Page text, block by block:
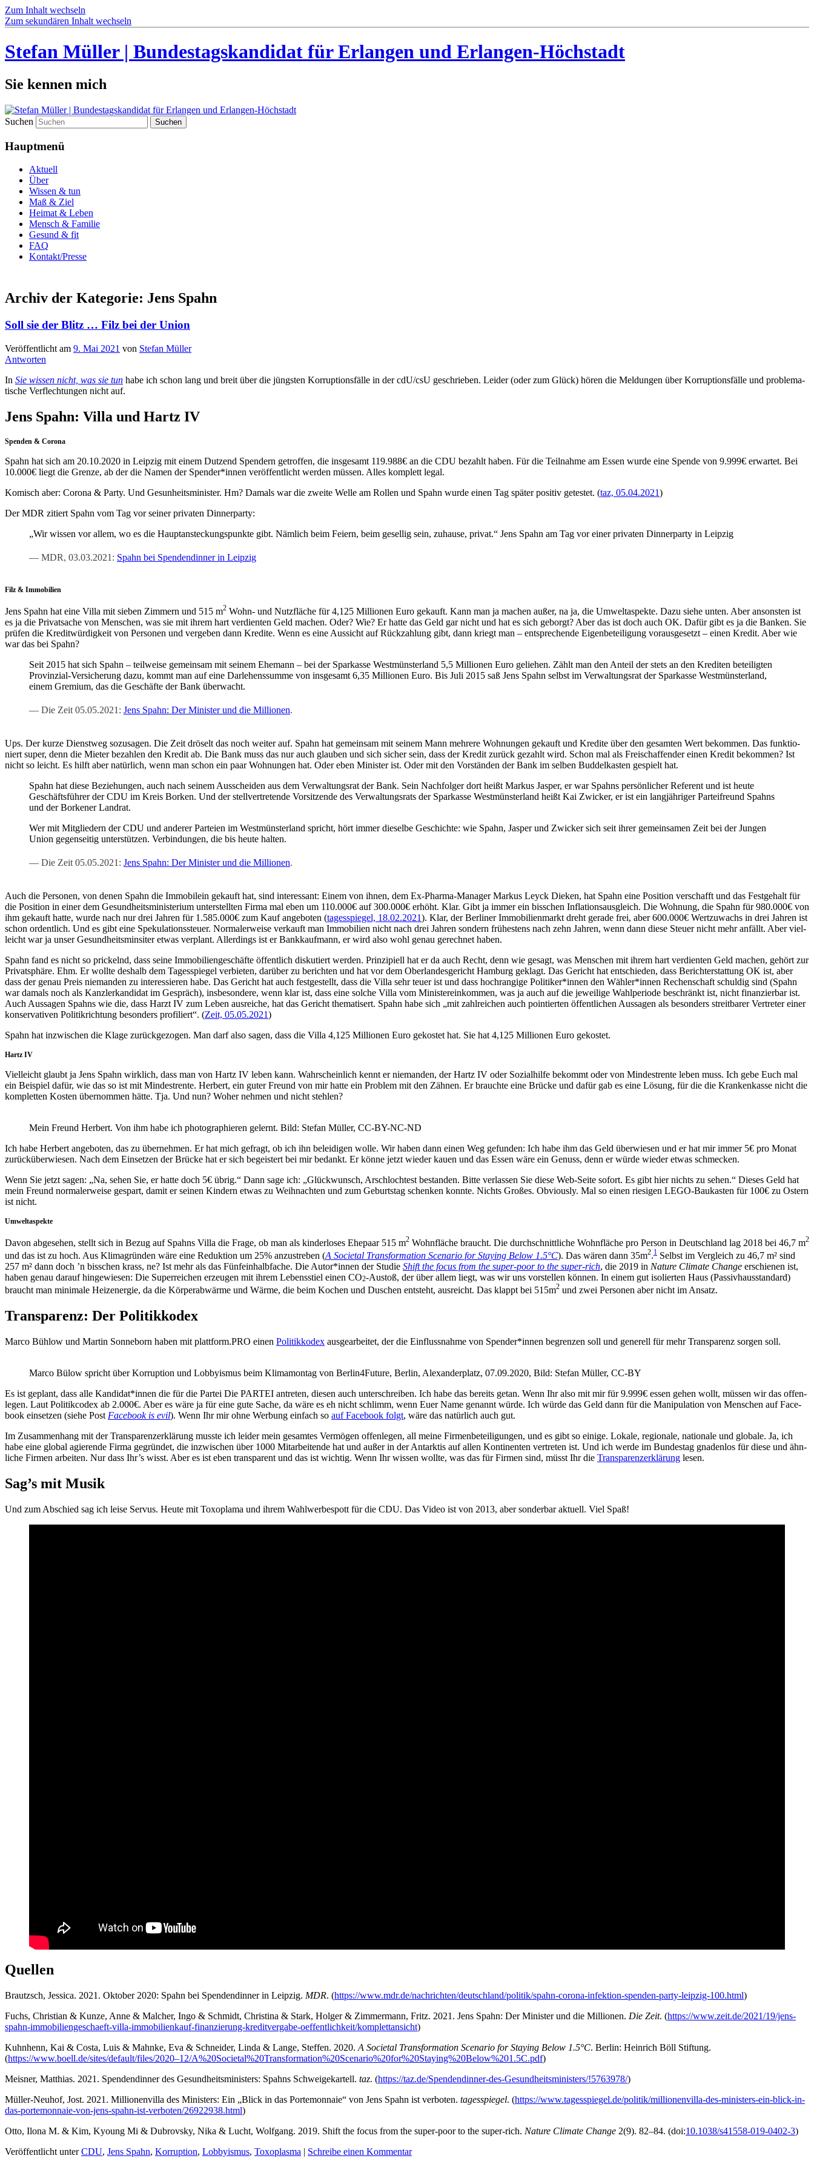
Zum Inhalt wechseln
Zum sekundären Inhalt wechseln
Stefan Müller | Bundestagskandidat für Erlangen und Erlangen-Höchstadt
Sie kennen mich
Suchen
Hauptmenü
Aktuell
Über
Wissen & tun
Maß & Ziel
Heimat & Leben
Mensch & Familie
Gesund & fit
FAQ
Kontakt/Presse
Archiv der Kategorie: Jens Spahn
Soll sie der Blitz … Filz bei der Union
Veröffentlicht am 9. Mai 2021 von Stefan Müller
Antworten
In Sie wis­sen nicht, was sie tun habe ich schon lang und breit über die jüngs­ten Kor­rup­ti­ons­fäl­le in der cdU/csU geschrie­ben. Lei­der (oder zum Glück) hören die Mel­dun­gen über Kor­rup­ti­ons­fäl­le und pro­ble­ma­
ti­sche Ver­flech­tun­gen nicht auf.
Jens Spahn: Villa und Hartz IV
Spenden & Corona
Spahn hat sich am 20.10.2020 in Leip­zig mit einem Dut­zend Spen­dern getrof­fen, die ins­ge­samt 119.988€ an die CDU bezahlt haben. Für die Teil­nah­me am Essen wur­de eine Spen­de von 9.999€ erwar­tet. Bei
10.000€ liegt die Gren­ze, ab der die Namen der Spender*innen ver­öf­fent­licht wer­den müs­sen. Alles kom­plett legal.
Komisch aber: Coro­na & Par­ty. Und Gesun­heits­mi­nis­ter. Hm? Damals war die zwei­te Wel­le am Rol­len und Spahn wur­de einen Tag spä­ter posi­tiv getes­tet. (taz, 05.04.2021)
Der MDR zitiert Spahn vom Tag vor sei­ner pri­va­ten Dinnerparty:
„Wir wis­sen vor allem, wo es die Haupt­an­ste­ckungs­punk­te gibt. Näm­lich beim Fei­ern, beim gesel­lig sein, zuhau­se, pri­vat.“ Jens Spahn am Tag vor einer pri­va­ten Din­ner­par­ty in Leipzig
MDR, 03.03.2021: Spahn bei Spen­den­din­ner in Leipzig
Filz & Immobilien
Jens Spahn hat eine Vil­la mit sie­ben Zim­mern und 515 m2 Wohn- und Nutz­flä­che für 4,125 Mil­lio­nen Euro gekauft. Kann man ja machen außer, na ja, die Umwelt­aspek­te. Dazu sie­he unten. Aber ansons­ten ist
es ja die Pri­vat­sa­che von Men­schen, was sie mit ihrem hart ver­dien­ten Geld machen. Oder? Wie? Er hat­te das Geld gar nicht und hat es sich geborgt? Aber das ist doch auch OK. Dafür gibt es ja die Ban­ken. Sie
prü­fen die Kre­dit­wür­dig­keit von Per­so­nen und ver­ge­ben dann Kre­di­te. Wenn es eine Aus­sicht auf Rück­zah­lung gibt, dann kriegt man – ent­spre­chen­de Eigen­be­tei­li­gung vor­aus­ge­setzt – einen Kre­dit. Aber wie
war das bei Spahn?
Seit 2015 hat sich Spahn – teil­wei­se gemein­sam mit sei­nem Ehe­mann – bei der Spar­kas­se West­müns­ter­land 5,5 Mil­lio­nen Euro gelie­hen. Zählt man den Anteil der stets an den Kre­di­ten betei­lig­ten
Pro­vin­zi­al-Ver­si­che­rung dazu, kommt man auf eine Dar­le­hens­sum­me von ins­ge­samt 6,35 Mil­lio­nen Euro. Bis Juli 2015 saß Jens Spahn selbst im Ver­wal­tungs­rat der Spar­kas­se West­müns­ter­land,
einem Gre­mi­um, das die Geschäf­te der Bank überwacht.
Die Zeit 05.05.2021: Jens Spahn: Der Minis­ter und die Mil­lio­nen.
Ups. Der kur­ze Dienst­weg sozu­sa­gen. Die Zeit drö­selt das noch wei­ter auf. Spahn hat gemein­sam mit sei­nem Mann meh­re­re Woh­nun­gen gekauft und Kre­di­te über den gesam­ten Wert bekom­men. Das funk­tio­
niert super, denn die Mie­ter bezah­len den Kre­dit ab. Die Bank muss das nur auch glau­ben und sich sicher sein, dass der Kre­dit zurück gezahlt wird. Schon mal als Frei­schaf­fen­der einen Kre­dit bekom­men? Ist
nicht so leicht. Es hilft aber natür­lich, wenn man schon ein paar Woh­nun­gen hat. Oder eben Minis­ter ist. Oder mit den Vor­stän­den der Bank im sel­ben Bud­del­kas­ten gespielt hat.
Spahn hat die­se Bezie­hun­gen, auch nach sei­nem Aus­schei­den aus dem Ver­wal­tungs­rat der Bank. Sein Nach­fol­ger dort heißt Mar­kus Jas­per, er war Spahns per­sön­li­cher Refe­rent und ist heu­te
Geschäfts­füh­rer der CDU im Kreis Bor­ken. Und der stell­ver­tre­ten­de Vor­sit­zen­de des Ver­wal­tungs­rats der Spar­kas­se West­müns­ter­land heißt Kai Zwi­cker, er ist ein lang­jäh­ri­ger Par­tei­freund Spahns
und der Bor­ke­ner Landrat.
Wer mit Mit­glie­dern der CDU und ande­rer Par­tei­en im West­müns­ter­land spricht, hört immer die­sel­be Geschich­te: wie Spahn, Jas­per und Zwi­cker sich seit ihrer gemein­sa­men Zeit bei der Jun­gen
Uni­on gegen­sei­tig unter­stüt­zen. Ver­bin­dun­gen, die bis heu­te halten.
Die Zeit 05.05.2021: Jens Spahn: Der Minis­ter und die Mil­lio­nen.
Auch die Per­so­nen, von denen Spahn die Immo­bilein gekauft hat, sind inter­es­sant: Einem von ihnen, dem Ex-Phar­ma-Mana­ger Mar­kus Leyck Die­ken, hat Spahn eine Posi­ti­on ver­schafft und das Fest­ge­halt für
die Posi­ti­on in einer dem Gesund­heits­mi­nis­te­ri­um unter­stell­ten Fir­ma mal eben um 110.000€ auf 300.000€ erhöht. Klar. Gibt ja immer ein biss­chen Infla­ti­ons­aus­gleich. Die Woh­nung, die Spahn für 980.000€ von
ihm gekauft hat­te, wur­de nach nur drei Jah­ren für 1.585.000€ zum Kauf ange­bo­ten (tages­spie­gel, 18.02.2021). Klar, der Ber­li­ner Immo­bi­li­en­markt dreht gera­de frei, aber 600.000€ Wert­zu­wachs in drei Jah­ren ist
schon ordent­lich. Und es gibt eine Spe­ku­la­ti­ons­steu­er. Nor­ma­ler­wei­se ver­kauft man Immo­bi­li­en nicht nach drei Jah­ren son­dern frü­hes­tens nach zehn Jah­ren, wenn dann die­se Steu­er nicht mehr anfällt. Aber viel­
leicht war ja unser Gesund­heits­min­siter etwas ver­plant. Aller­dings ist er Bank­kauf­mann, er wird also wohl genau gerech­net haben.
Spahn fand es nicht so pri­ckelnd, dass sei­ne Immo­bi­li­en­ge­schäf­te öffent­lich dis­ku­tiert wer­den. Prin­zi­pi­ell hat er da auch Recht, denn wie gesagt, was Men­schen mit ihrem hart ver­dien­ten Geld machen, gehört zur
Pri­vat­sphä­re. Ehm. Er woll­te des­halb dem Tages­spie­gel ver­bie­ten, dar­über zu berich­ten und hat vor dem Ober­lan­des­ge­richt Ham­burg geklagt. Das Gericht hat ent­schie­den, dass Bericht­erstat­tung OK ist, aber
dass der genau Preis nie­man­den zu inter­es­sie­ren habe. Das Gericht hat auch fest­ge­stellt, dass die Vil­la sehr teu­er ist und dass hoch­ran­gi­ge Politiker*innen den Wähler*innen Rechen­schaft schul­dig sind (Spahn
war damals noch als Kanz­ler­kan­di­dat im Gespräch), ins­be­son­de­re, wenn klar ist, dass eine sol­che Vil­la vom Minis­ter­ein­kom­men, was ja auch auf die jewei­li­ge Wahl­pe­ri­ode beschränkt ist, nicht finan­zier­bar ist.
Auch Aus­sa­gen Spahns wie die, dass Harzt IV zum Leben aus­rei­che, hat das Gericht the­ma­tis­ert. Spahn habe sich „mit zahl­rei­chen auch poin­tier­ten öffent­li­chen Aus­sa­gen als beson­ders streit­ba­rer Ver­tre­ter einer
kon­ser­va­ti­ven Poli­tik­rich­tung beson­ders pro­fi­liert“. (Zeit, 05.05.2021)
Spahn hat inzwi­schen die Kla­ge zurück­ge­zo­gen. Man darf also sagen, dass die Vil­la 4,125 Mil­lio­nen Euro gekos­tet hat. Sie hat 4,125 Mil­lio­nen Euro gekostet.
Hartz IV
Viel­leicht glaubt ja Jens Spahn wirk­lich, dass man von Hartz IV leben kann. Wahr­schein­lich kennt er nie­man­den, der Hartz IV oder Sozi­al­hil­fe bekommt oder von Min­dest­ren­te leben muss. Ich gebe Euch mal
ein Bei­spiel dafür, wie das so ist mit Min­dest­ren­te. Her­bert, ein guter Freund von mir hat­te ein Pro­blem mit den Zäh­nen. Er brauch­te eine Brü­cke und dafür gab es eine Lösung, für die die Kran­ken­kas­se nicht die
kom­plet­ten Kos­ten über­nom­men hät­te. Tja. Und nun? Woher neh­men und nicht stehlen?
Mein Freund Her­bert. Von ihm habe ich pho­to­gra­phie­ren gelernt. Bild: Ste­fan Mül­ler, CC-BY-NC-ND
Ich habe Her­bert ange­bo­ten, das zu über­neh­men. Er hat mich gefragt, ob ich ihn belei­di­gen wol­le. Wir haben dann einen Weg gefun­den: Ich habe ihm das Geld über­wie­sen und er hat mir immer 5€ pro Monat
zurück­über­wie­sen. Nach dem Ein­set­zen der Brü­cke hat er sich begeis­tert bei mir bedankt. Er kön­ne jetzt wie­der kau­en und das Essen wäre ein Genuss, denn er wür­de wie­der etwas schmecken.
Wenn Sie jetzt sagen: „Na, sehen Sie, er hat­te doch 5€ übrig.“ Dann sage ich: „Glück­wunsch, Arsch­loch­test bestan­den. Bit­te ver­las­sen Sie die­se Web-Sei­te sofort. Es gibt hier nichts zu sehen.“ Die­ses Geld hat
mein Freund nor­ma­ler­wei­se gespart, damit er sei­nen Kin­dern etwas zu Weih­nach­ten und zum Geburts­tag schen­ken konn­te. Nichts Gro­ßes. Obvious­ly. Mal so einen rie­si­gen LEGO-Bau­kas­ten für 100€ zu Ostern
ist nicht.
Umweltaspekte
Davon abge­se­hen, stellt sich in Bezug auf Spahns Vil­la die Fra­ge, ob man als kin­der­lo­ses Ehe­paar 515 m2 Wohn­flä­che braucht. Die durch­schnitt­li­che Wohn­flä­che pro Per­son in Deutsch­land lag 2018 bei 46,7 m2
und das ist zu hoch. Aus Kli­ma­grün­den wäre eine Reduk­ti­on um 25% anzu­stre­ben (A Socie­tal Trans­for­ma­ti­on Sce­na­rio for Stay­ing Below 1.5°C). Das wären dann 35m2.1 Selbst im Ver­gleich zu 46,7 m² sind
257 m² dann doch ’n biss­chen krass, ne? Ist mehr als das Fünf­ein­halb­fa­che. Die Autor*innen der Stu­die Shift the focus from the super-poor to the super-rich, die 2019 in Natu­re Cli­ma­te Chan­ge erschie­nen ist,
haben genau dar­auf hin­ge­wie­sen: Die Super­rei­chen erzeu­gen mit ihrem Lebens­stiel einen CO2-Aus­toß, der über allem liegt, was wir uns vor­stel­len kön­nen. In einem gut iso­lier­ten Haus (Pas­siv­h­aus­stan­dard)
braucht man mini­ma­le Heiz­ener­gie, da die Kör­per­ab­wär­me und Wär­me, die beim Kochen und Duschen ent­steht, aus­reicht. Das klappt bei 515m2 und zwei Per­so­nen aber nicht im Ansatz.
Transparenz: Der Politikkodex
Mar­co Bühlow und Mar­tin Son­ne­born haben mit plattform.PRO einen Poli­tik­ko­dex aus­ge­ar­bei­tet, der die Ein­fluss­nah­me von Spender*innen begren­zen soll und gene­rell für mehr Trans­pa­renz sor­gen soll.
Mar­co Bülow spricht über Kor­rup­ti­on und Lob­by­is­mus beim Kli­ma­mon­tag von Berlin4Future, Ber­lin, Alex­an­der­platz, 07.09.2020, Bild: Ste­fan Mül­ler, CC-BY
Es ist geplant, dass alle Kandidat*innen die für die Par­tei Die PARTEI antre­ten, die­sen auch unter­schrei­ben. Ich habe das bereits getan. Wenn Ihr also mit mir für 9.999€ essen gehen wollt, müs­sen wir das offen­
le­gen. Laut Poli­tik­co­dex ab 2.000€. Aber es wäre ja für eine gute Sache, da wäre es eh nicht schlimm, wenn Euer Name genannt wür­de. Ich wür­de das Geld dann für die Mani­pu­la­ti­on von Men­schen auf Face­
book ein­set­zen (sie­he Post Face­book is evil). Wenn Ihr mir ohne Wer­bung ein­fach so auf Face­book folgt, wäre das natür­lich auch gut.
Im Zusam­men­hang mit der Trans­pa­renz­er­klä­rung muss­te ich lei­der mein gesam­tes Ver­mö­gen offen­le­gen, all mei­ne Fir­men­be­tei­li­gun­gen, und es gibt so eini­ge. Loka­le, regio­na­le, natio­na­le und glo­ba­le. Ja, ich
habe eine glo­bal agie­ren­de Fir­ma gegrün­det, die inzwi­schen über 1000 Mit­ar­bei­ten­de hat und außer in der Ant­ark­tis auf allen Kon­ti­nen­ten ver­tre­ten ist. Und ich wer­de im Bun­des­tag gna­den­los für die­se und ähn­
li­che Fir­men arbei­ten. Nur dass Ihr’s wisst. Aber es ist eben trans­pa­rent und das ist wich­tig. Wenn Ihr wis­sen woll­te, was das für Fir­men sind, müsst Ihr die Trans­pa­renz­er­klä­rung lesen.
Sag’s mit Musik
Und zum Abschied sag ich lei­se Ser­vus. Heu­te mit Toxo­pla­ma und ihrem Wahl­wer­be­spott für die CDU. Das Video ist von 2013, aber son­der­bar aktu­ell. Viel Spaß!
Quellen
Braut­zsch, Jes­si­ca. 2021. Okto­ber 2020: Spahn bei Spen­den­din­ner in Leip­zig. MDR. (https://www.mdr.de/nachrichten/deutschland/politik/spahn-corona-infektion-spenden-party-leipzig-100.html)
Fuchs, Chris­ti­an & Kun­ze, Anne & Mal­cher, Ingo & Schmidt, Chris­ti­na & Stark, Hol­ger & Zim­mer­mann, Fritz. 2021. Jens Spahn: Der Minis­ter und die Mil­lio­nen. Die Zeit. (https://www.zeit.de/2021/19/jens-
spahn-immobiliengeschaeft-villa-immobilienkauf-finanzierung-kreditvergabe-oeffentlichkeit/komplettansicht)
Kuhn­henn, Kai & Cos­ta, Luis & Mahn­ke, Eva & Schnei­der, Lin­da & Lan­ge, Stef­fen. 2020. A Socie­tal Trans­for­ma­ti­on Sce­na­rio for Stay­ing Below 1.5°C. Ber­lin: Hein­rich Böll Stif­tung.
(https://www.boell.de/sites/default/files/2020–12/A%20Societal%20Transformation%20Scenario%20for%20Staying%20Below%201.5C.pdf)
Meis­ner, Mat­thi­as. 2021. Spen­den­din­ner des Gesund­heits­mi­nis­ters: Spahns Schwei­ge­kar­tell. taz. (https://taz.de/Spendendinner-des-Gesundheitsministers/!5763978/)
Mül­ler-Neu­hof, Jost. 2021. Mil­lio­nen­vil­la des Minis­ters: Ein „Blick in das Porte­mon­naie“ von Jens Spahn ist ver­bo­ten. tages­spie­gel. (https://www.tagesspiegel.de/politik/millionenvilla-des-ministers-ein-blick-in-
das-portemonnaie-von-jens-spahn-ist-verboten/26922938.html)
Otto, Ilo­na M. & Kim, Kyoung Mi & Dubrovs­ky, Nika & Lucht, Wolf­gang. 2019. Shift the focus from the super-poor to the super-rich. Natu­re Cli­ma­te Chan­ge 2(9). 82–84. (doi:10.1038/s41558-019‑0402‑3)
Veröffentlicht unter CDU, Jens Spahn, Korruption, Lobbyismus, Toxoplasma | Schreibe einen Kommentar